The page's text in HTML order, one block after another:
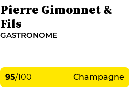
Pierre Gimonnet &
Fils
GASTRONOME
95/100 Champagne